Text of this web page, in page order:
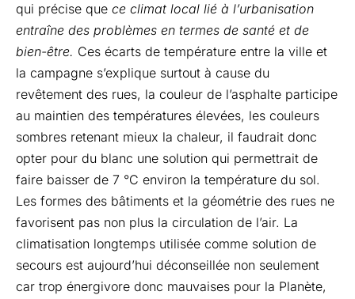
qui précise que ce climat local lié à l’urbanisation
entraîne des problèmes en termes de santé et de
bien-être. Ces écarts de température entre la ville et
la campagne s’explique surtout à cause du
revêtement des rues, la couleur de l’asphalte participe
au maintien des températures élevées, les couleurs
sombres retenant mieux la chaleur, il faudrait donc
opter pour du blanc une solution qui permettrait de
faire baisser de 7 °C environ la température du sol.
Les formes des bâtiments et la géométrie des rues ne
favorisent pas non plus la circulation de l’air. La
climatisation longtemps utilisée comme solution de
secours est aujourd’hui déconseillée non seulement
car trop énergivore donc mauvaises pour la Planète,